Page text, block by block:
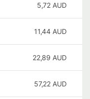
5,72 AUD
11,44 AUD
22,89 AUD
57,22 AUD